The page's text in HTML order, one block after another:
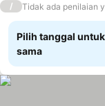
/ Tidak ada penilaian
Pilih tanggal
sama